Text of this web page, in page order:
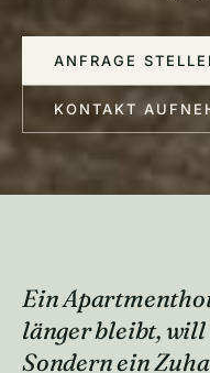
ANFRAGE
KONTAKT
Ein
länger bleibt, will
Sondern ein